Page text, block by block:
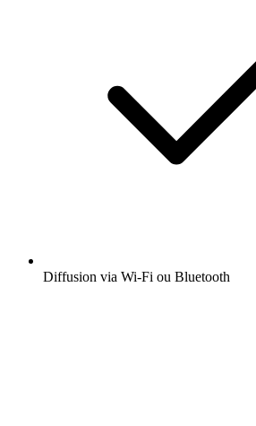
Diffusion via Wi-Fi ou Bluetooth